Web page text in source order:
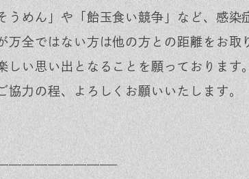
うめん」や「飴玉食い競争」など、感染
万全ではない方は他の方との距離をお
しい思い出となることを願っております。
協力の程、よろしくお願いいたします。